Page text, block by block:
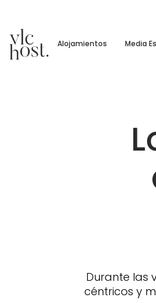
Alojamientos Media
Durante las
céntricos y